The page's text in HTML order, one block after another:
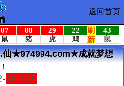
返回首页
仙★974994.com★成就梦想
48-T49